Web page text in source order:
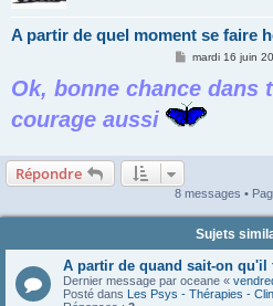
A partir de quel moment se faire
M
s
s
a
g
mardi 16 juin
Ok, bonne chance dans
courage aussi
Répondre
8 messages •
Sujets
A partir de quand sait-on
Dernier message par oceane «
Posté dans Les Psys - Thérapies -